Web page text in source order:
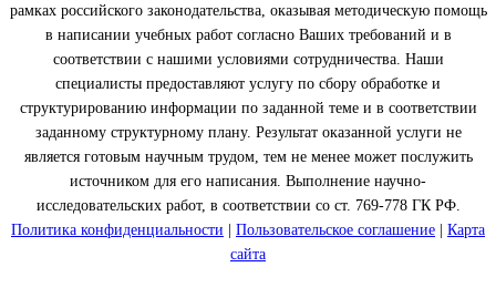
рамках российского законодательства, оказывая методическую помощь
в написании учебных работ согласно Ваших требований и в
соответствии с нашими условиями сотрудничества. Наши
специалисты предоставляют услугу по сбору обработке и
структурированию информации по заданной теме и в соответствии
заданному структурному плану. Результат оказанной услуги не
является готовым научным трудом, тем не менее может послужить
источником для его написания. Выполнение научно-
исследовательских работ, в соответствии со ст. 769-778 ГК РФ.
Политика конфиденциальности
Пользовательское соглашение
Карта
сайта